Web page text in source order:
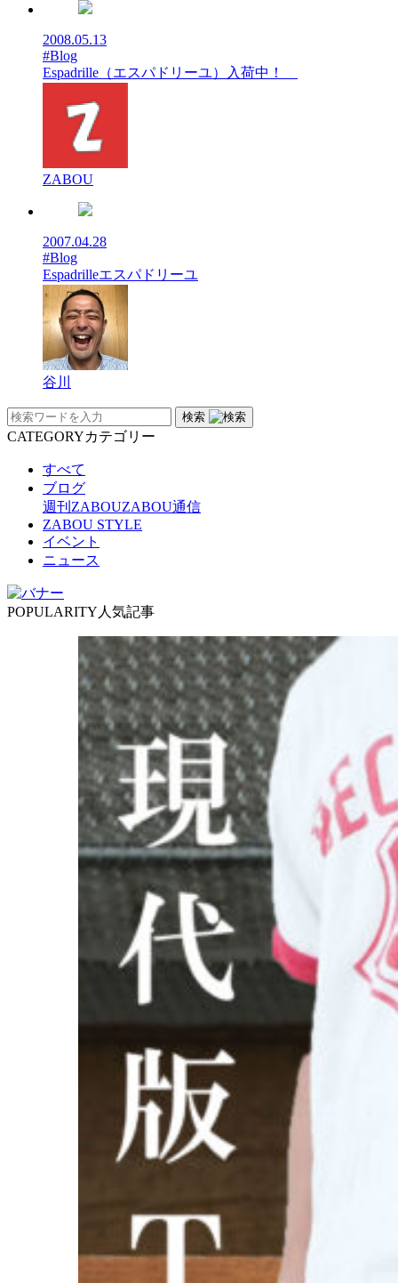
2008.05.13
#Blog
Espadrille（エスパドリーユ）入荷中！
ZABOU
2007.04.28
#Blog
Espadrilleエスパドリーユ
谷川
検索
CATEGORYカテゴリー
すべて
ブログ
週刊ZABOUZABOU通信
ZABOU STYLE
イベント
ニュース
POPULARITY 人気記事